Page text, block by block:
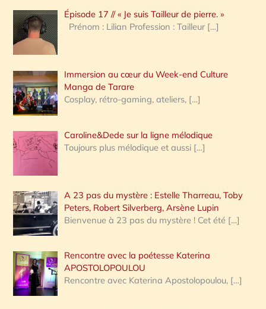
h
e
:
Épisode 17 // « Je suis Tailleur de pierre. »
Prénom : Lilian Profession : Tailleur […]
Immersion au cœur du Week-end Culture
Manga de Tarare
Cosplay, rétro-gaming, ateliers, […]
Caroline&Dede sur la ligne mélodique
Toujours plus mélodique et aussi […]
A 23 pas du mystère : Estelle Tharreau, Toby
Peters, Robert Silverberg, Arsène Lupin
Bienvenue à 23 pas du mystère ! Cet été […]
Rencontre avec la poétesse Katerina
APOSTOLOPOULOU
Rencontre avec Katerina Apostolopoulou, […]